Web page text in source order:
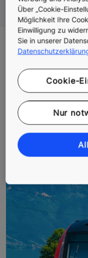
digitale
Über „Cookie-
Möglichkeit Ihre
Einwilligung zu
Sie in unserer
Cookie-
Nur